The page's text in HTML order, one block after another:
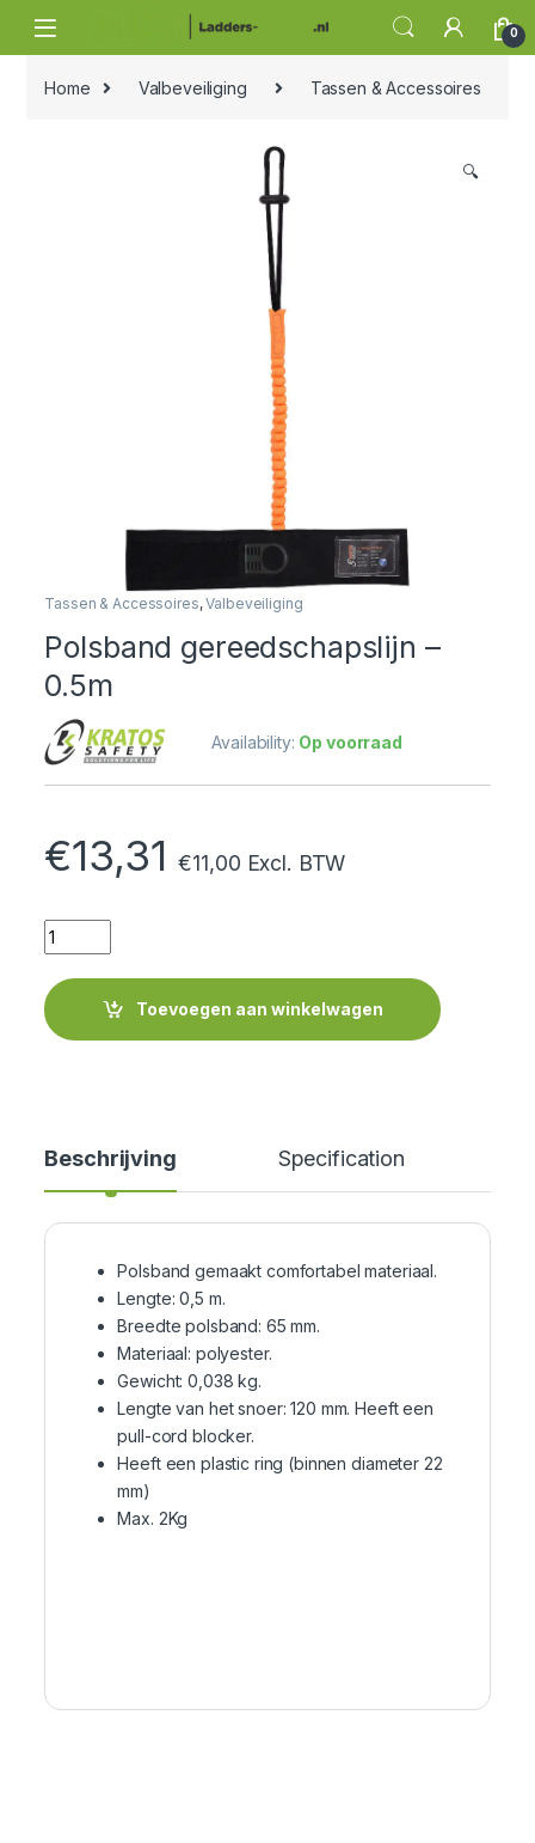
0
Home Valbeveiliging Tassen & Accessoires
🔍
Tassen & Accessoires,Valbeveiliging
Polsband gereedschapslijn –
0.5m
Availability: Op voorraad
€13,31 €11,00 Excl. BTW
Quantity
Toevoegen aan winkelwagen
Beschrijving Specification
Polsband gemaakt comfortabel materiaal.
Lengte: 0,5 m.
Breedte polsband: 65 mm.
Materiaal: polyester.
Gewicht: 0,038 kg.
Lengte van het snoer: 120 mm. Heeft een
pull-cord blocker.
Heeft een plastic ring (binnen diameter 22
mm)
Max. 2Kg